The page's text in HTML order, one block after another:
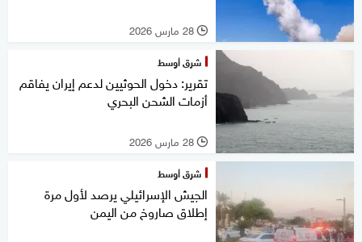
l 28 مارس 2026
شرق أوسط
تقرير: دخول الحوثيين لدعم إيران يفاقم
أزمات الشحن البحري
l 28 مارس 2026
شرق أوسط
الجيش الإسرائيلي يرصد لأول مرة
إطلاق صاروخ من اليمن